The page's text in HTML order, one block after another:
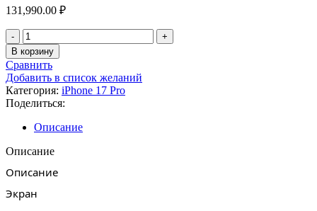
131,990.00 ₽
Количество
товара
Apple
iPhone
17
Pro
1TB
Silver
В корзину
Сравнить
Добавить в список желаний
Категория: iPhone 17 Pro
Поделиться:
Описание
Описание
Описание
Экран